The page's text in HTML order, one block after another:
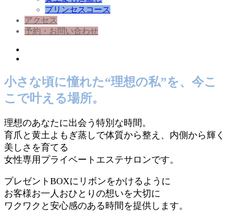
プリンセスコース
アクセス
予約・お問い合わせ
小さな頃に憧れた“理想の私”を、今こ
こで叶える場所。
理想のあなたに出会う特別な時間。
育爪と黄土よもぎ蒸しで体質から整え、内側から輝く
美しさを育てる
女性専用プライベートエステサロンです。
プレゼントBOXにリボンをかけるように
お客様お一人おひとりの想いを大切に
ワクワクと安心感のある時間を提供します。